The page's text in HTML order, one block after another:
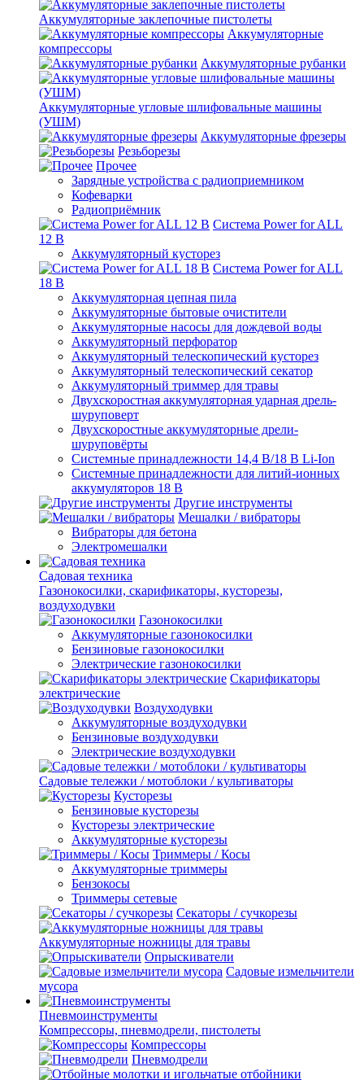
Аккумуляторные заклепочные пистолеты
Аккумуляторные
компрессоры
Аккумуляторные рубанки
Аккумуляторные угловые шлифовальные машины
(УШМ)
Аккумуляторные фрезеры
Резьборезы
Прочее
Зарядные устройства с радиоприемником
Кофеварки
Радиоприёмник
Система Power for ALL
12 В
Аккумуляторный кусторез
Система Power for ALL
18 В
Аккумуляторная цепная пила
Аккумуляторные бытовые очистители
Аккумуляторные насосы для дождевой воды
Аккумуляторный перфоратор
Аккумуляторный телескопический кусторез
Аккумуляторный телескопический секатор
Аккумуляторный триммер для травы
Двухскоростная аккумуляторная ударная дрель-
шуруповерт
Двухскоростные аккумуляторные дрели-
шуруповёрты
Системные принадлежности 14,4 В/18 В Li-Ion
Системные принадлежности для литий-ионных
аккумуляторов 18 В
Другие инструменты
Мешалки / вибраторы
Вибраторы для бетона
Электромешалки
Садовая техника
Газонокосилки, скарификаторы, кусторезы,
воздуходувки
Газонокосилки
Аккумуляторные газонокосилки
Бензиновые газонокосилки
Электрические газонокосилки
Скарификаторы
электрические
Воздуходувки
Аккумуляторные воздуходувки
Бензиновые воздуходувки
Электрические воздуходувки
Садовые тележки / мотоблоки / культиваторы
Кусторезы
Бензиновые кусторезы
Кусторезы электрические
Аккумуляторные кусторезы
Триммеры / Косы
Аккумуляторные триммеры
Бензокосы
Триммеры сетевые
Секаторы / сучкорезы
Аккумуляторные ножницы для травы
Опрыскиватели
Садовые измельчители
мусора
Пневмоинструменты
Компрессоры, пневмодрели, пистолеты
Компрессоры
Пневмодрели